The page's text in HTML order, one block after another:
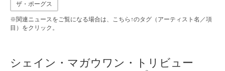
ザ・ポーグス
※関連ニュースをご覧になる場合は、こちら↑のタグ（アーティスト名／項
目）をクリック。
シェイン・マガウワン・トリビュー